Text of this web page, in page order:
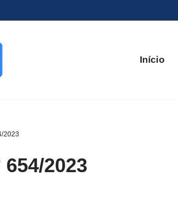
Início
2023
654/2023